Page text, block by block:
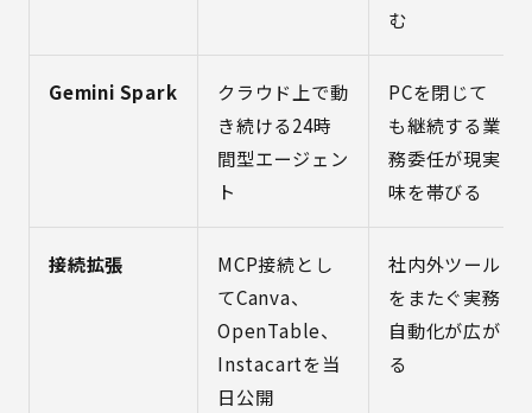
む
Gemini Spark
クラウド上で動
き続ける24時
間型エージェン
ト
PCを閉じて
も継続する業
務委任が現実
味を帯びる
接続拡張
MCP接続とし
てCanva、
OpenTable、
Instacartを当
日公開
社内外ツール
をまたぐ実務
自動化が広が
る